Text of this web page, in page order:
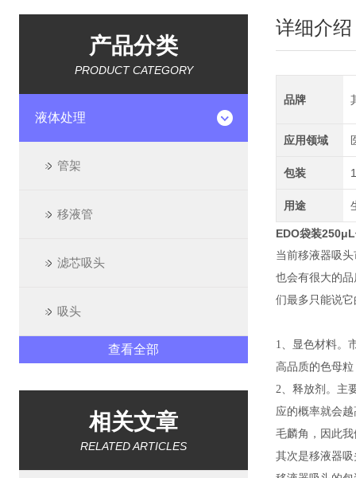
产品分类
PRODUCT CATEGORY
液体处理
管架
移液管
滤芯吸头
吸头
查看全部
相关文章
RELATED ARTICLES
详细介绍
品牌
应用领域
包装
用途
EDO袋装
当前移液器吸
也会有很大的
们最多只能说
1、显色材料。
高品质的色母
2、释放剂。主
应的概率就会
毛麟角，因此
其次是移液器